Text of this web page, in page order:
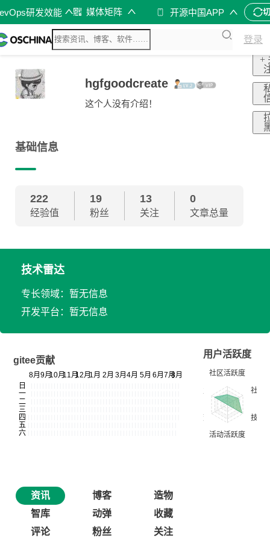
研发效能 媒体矩阵 开源中国APP
登录
hgfgoodcreate
这个人没有介绍！
+
基础信息
222
经验值
19
粉丝
13
关注
0
文章总量
技术雷达
专长领域：暂无信息
开发平台：暂无信息
gitee贡献
用户活跃度
资讯 博客
造物
智库
动弹
收藏
评论
粉丝 关注